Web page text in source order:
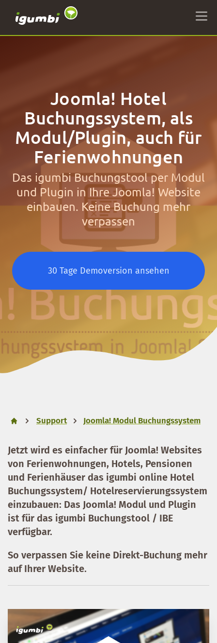
Joomla! Hotel
Buchungssystem, als
Modul/Plugin, auch für
Ferienwohnungen
Das igumbi Buchungstool per Modul
und Plugin in Ihre Joomla! Website
einbauen. Keine Buchung mehr
verpassen
30 Tage Demoversion ansehen
Support Joomla! Modul Buchungssystem
Jetzt wird es einfacher für Joomla! Websites
von Ferienwohnungen, Hotels, Pensionen
und Ferienhäuser das igumbi online Hotel
Buchungssystem/ Hotelreservierungssystem
einzubauen: Das Joomla! Modul und Plugin
ist für das igumbi Buchungstool / IBE
verfügbar.
So verpassen Sie keine Direkt-Buchung mehr
auf Ihrer Website.